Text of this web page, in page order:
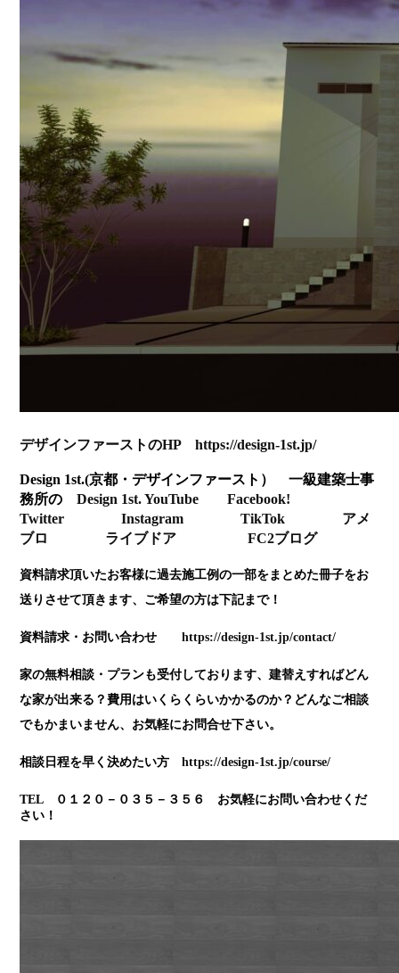
デザインファーストのHPhttps://design-1st.jp/
Design 1st.(京都・デザインファースト） 一級建築士事
務所のDesign 1st. YouTube
Facebook!
Twitter
Instagram TikTok
アメ
ブロ
ライブドア FC2ブログ
資料請求頂いたお客様に過去施工例の一部をまとめた冊子をお
送りさせて頂きます、ご希望の方は下記まで！
資料請求・お問い合わせhttps://design-1st.jp/contact/
家の無料相談・プランも受付しております、建替えすればどん
な家が出来る？費用はいくらくらいかかるのか？どんなご相談
でもかまいません、お気軽にお問合せ下さい。
相談日程を早く決めたい方https://design-1st.jp/course/
TEL ０１２０－０３５－３５６ お気軽にお問い合わせくだ
さい！